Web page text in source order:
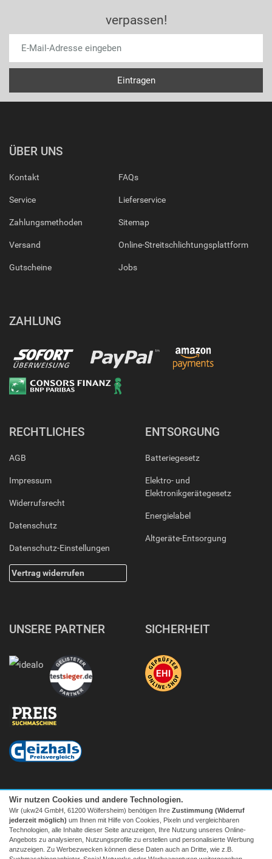
verpassen!
ÜBER UNS
Kontakt
Service
Zahlungsmethoden
Versand
Gutscheine
FAQs
Lieferservice
Sitemap
Online-Streitschlichtungsplattform
Jobs
ZAHLUNG
RECHTLICHES
AGB
Impressum
Widerrufsrecht
Datenschutz
Datenschutz-Einstellungen
Vertrag widerrufen
ENTSORGUNG
Batteriegesetz
Elektro- und
Elektronikgerätegesetz
Energielabel
Altgeräte-Entsorgung
UNSERE PARTNER SICHERHEIT
Wir nutzen Cookies und andere Technologien.
Wir (ukw24 GmbH, 61200 Wölfersheim) benötigen Ihre Zustimmung (Widerruf
jederzeit möglich) um Ihnen mit Hilfe von Cookies, Pixeln und vergleichbaren
Technologien, alle Inhalte dieser Seite anzuzeigen, Ihre Nutzung unseres Online-
Angebots zu analysieren, Nutzungsprofile zu erstellen und personalisierte Werbung
anzuzeigen. Zu Werbezwecken können diese Daten auch an Dritte, wie z.B.